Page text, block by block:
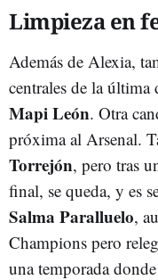
Limpieza en
Además de Alexia,
centrales de la última
MapiLeón. Otra
próxima al Arsenal.
Torrejón, pero tras
final, se queda, y es
Salma Paralluelo,
Champions pero
una temporada